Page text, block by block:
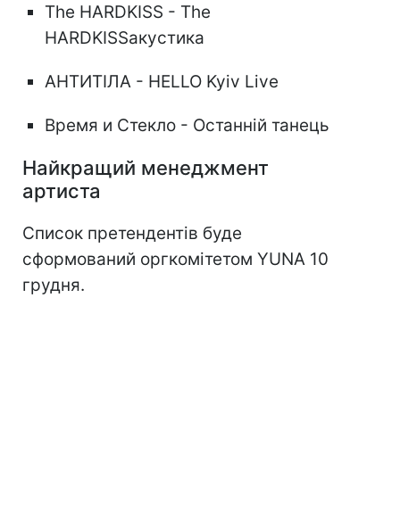
The HARDKISS - The
HARDKISSакустика
АНТИТІЛА - HELLO Kyiv Live
Время и Стекло - Останній танець
Найкращий менеджмент
артиста
Список претендентів буде
сформований оргкомітетом YUNA 10
грудня.